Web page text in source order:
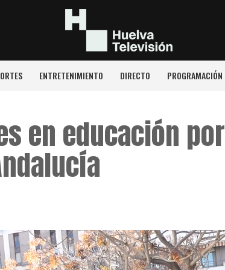
ENTRETENIMIENTO DIRECTO PROGRAMACIÓN
en educación por